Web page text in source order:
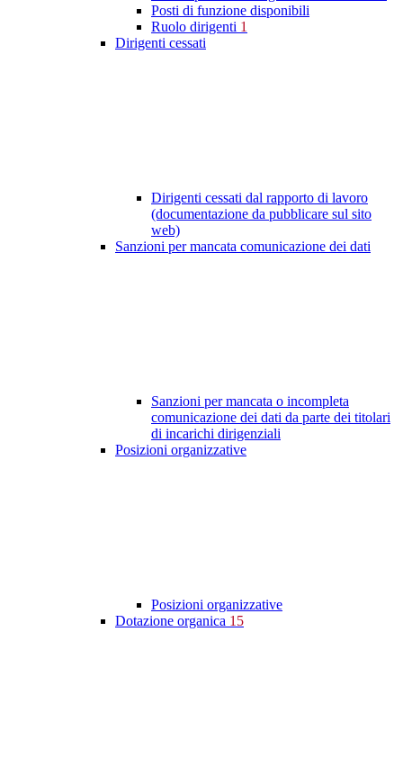
Posti di funzione disponibili
Ruolo dirigenti 1
Dirigenti cessati
Dirigenti cessati dal rapporto di lavoro
(documentazione da pubblicare sul sito
web)
Sanzioni per mancata comunicazione dei dati
Sanzioni per mancata o incompleta
comunicazione dei dati da parte dei titolari
di incarichi dirigenziali
Posizioni organizzative
Posizioni organizzative
Dotazione organica 15